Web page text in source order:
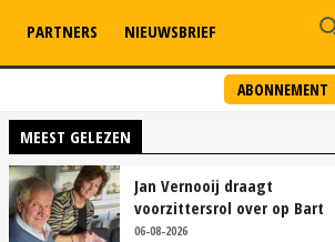
ABONNEMENT
PARTNERS NIEUWSBRIEF
MEEST GELEZEN
Jan Vernooij draagt
voorzittersrol over op Bart
Camps
06-08-2026